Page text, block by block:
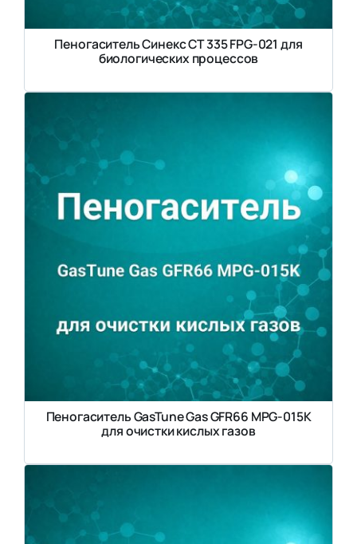
Пеногаситель Синекс СТ 335 FPG-021 для
биологических процессов
Пеногаситель GasTune Gas GFR66 MPG-015K
для очистки кислых газов